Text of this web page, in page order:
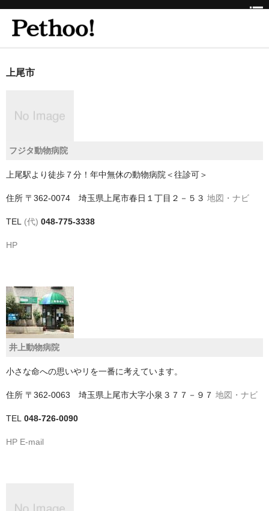
CLINIC
京都市以外
神戸市
神戸市以外
千葉県
いすみ市
佐倉市
八千代市
八街市
上尾市
フジタ動物病院
上尾駅より徒歩７分！年中無休の動物病院＜往診可＞
住所 〒362-0074 埼玉県上尾市春日１丁目２－５３ 地図・ナビ
TEL (代) 048-775-3338
HP
井上動物病院
小さな命への思いやリを一番に考えています。
住所 〒362-0063 埼玉県上尾市大字小泉３７７－９７ 地図・ナビ
TEL 048-726-0090
HP E-mail